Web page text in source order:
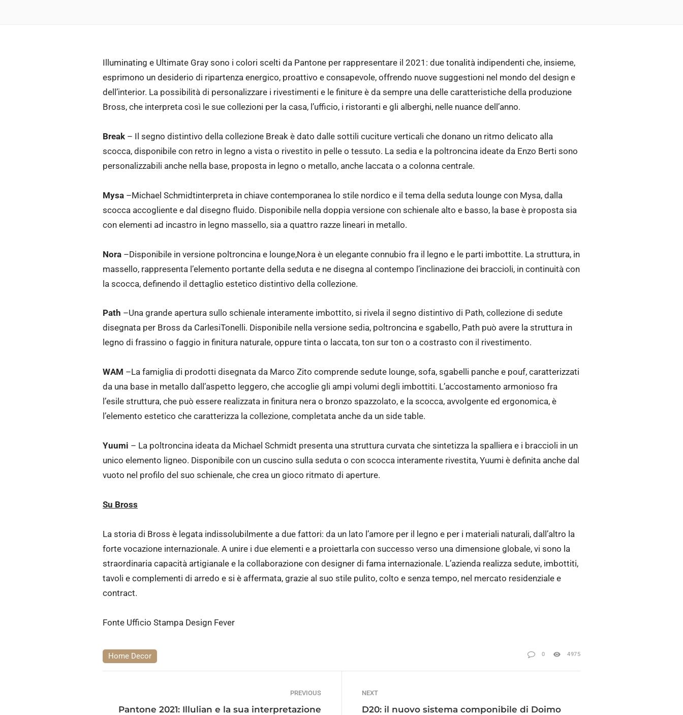
Illuminating e Ultimate Gray sono i colori scelti da Pantone per rappresentare il 2021: due tonalità indipendenti che, insieme,
esprimono un desiderio di ripartenza energico, proattivo e consapevole, offrendo nuove suggestioni nel mondo del design e
dell’interior. La possibilità di personalizzare i rivestimenti e le finiture è da sempre una delle caratteristiche della produzione
Bross, che interpreta così le sue collezioni per la casa, l’ufficio, i ristoranti e gli alberghi, nelle nuance dell’anno.
Break – Il segno distintivo della collezione Break è dato dalle sottili cuciture verticali che donano un ritmo delicato alla
scocca, disponibile con retro in legno a vista o rivestito in pelle o tessuto. La sedia e la poltroncina ideate da Enzo Berti sono
personalizzabili anche nella base, proposta in legno o metallo, anche laccata o a colonna centrale.
Mysa –Michael Schmidtinterpreta in chiave contemporanea lo stile nordico e il tema della seduta lounge con Mysa, dalla
scocca accogliente e dal disegno fluido. Disponibile nella doppia versione con schienale alto e basso, la base è proposta sia
con elementi ad incastro in legno massello, sia a quattro razze lineari in metallo.
Nora –Disponibile in versione poltroncina e lounge,Nora è un elegante connubio fra il legno e le parti imbottite. La struttura, in
massello, rappresenta l’elemento portante della seduta e ne disegna al contempo l’inclinazione dei braccioli, in continuità con
la scocca, definendo il dettaglio estetico distintivo della collezione.
Path –Una grande apertura sullo schienale interamente imbottito, si rivela il segno distintivo di Path, collezione di sedute
disegnata per Bross da CarlesiTonelli. Disponibile nella versione sedia, poltroncina e sgabello, Path può avere la struttura in
legno di frassino o faggio in finitura naturale, oppure tinta o laccata, ton sur ton o a costrasto con il rivestimento.
WAM –La famiglia di prodotti disegnata da Marco Zito comprende sedute lounge, sofa, sgabelli panche e pouf, caratterizzati
da una base in metallo dall’aspetto leggero, che accoglie gli ampi volumi degli imbottiti. L’accostamento armonioso fra
l’esile struttura, che può essere realizzata in finitura nera o bronzo spazzolato, e la scocca, avvolgente ed ergonomica, è
l’elemento estetico che caratterizza la collezione, completata anche da un side table.
Yuumi – La poltroncina ideata da Michael Schmidt presenta una struttura curvata che sintetizza la spalliera e i braccioli in un
unico elemento ligneo. Disponibile con un cuscino sulla seduta o con scocca interamente rivestita, Yuumi è definita anche dal
vuoto nel profilo del suo schienale, che crea un gioco ritmato di aperture.
Su Bross
La storia di Bross è legata indissolubilmente a due fattori: da un lato l’amore per il legno e per i materiali naturali, dall’altro la
forte vocazione internazionale. A unire i due elementi e a proiettarla con successo verso una dimensione globale, vi sono la
straordinaria capacità artigianale e la collaborazione con designer di fama internazionale. L’azienda realizza sedute, imbottiti,
tavoli e complementi di arredo e si è affermata, grazie al suo stile pulito, colto e senza tempo, nel mercato residenziale e
contract.
Fonte Ufficio Stampa Design Fever
Home Decor 0 4975
PREVIOUS
Pantone 2021: Illulian e la sua interpretazione
NEXT
D20: il nuovo sistema componibile di Doimo